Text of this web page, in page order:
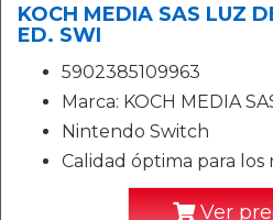
KOCH MEDIA SAS LUZ
ED. SWI
5902385109963
Marca: KOCH MEDIA
Nintendo Switch
Calidad óptima para
Ver